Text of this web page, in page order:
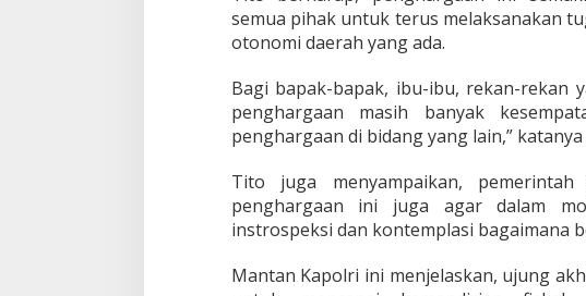
semua pihak untuk terus melaksanakan
otonomi daerah yang ada.
Bagi bapak-bapak, ibu-ibu, rekan-rekan
penghargaan masih banyak
penghargaan di bidang yang lain,”
Tito juga menyampaikan,
penghargaan ini juga agar dalam
instrospeksi dan kontemplasi bagaimana
Mantan Kapolri ini menjelaskan, ujung